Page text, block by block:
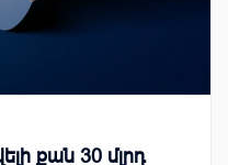
քան 30 մլրդ